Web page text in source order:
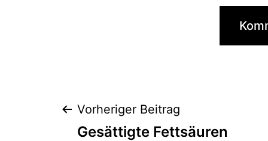
Vorheriger Beitrag
Gesättigte Fettsäuren